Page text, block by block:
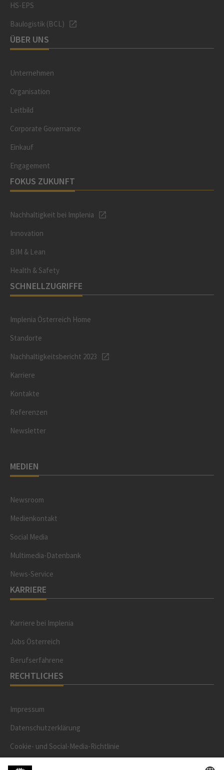
HS-EPS
Baulogistik (BCL)
ÜBER UNS
Unternehmen
Organisation
Leitbild
Corporate Governance
Einkauf
Engagement
FOKUS ZUKUNFT
Nachhaltigkeit bei Implenia
Innovation
BIM & Lean
Health & Safety
SCHNELLZUGRIFFE
Implenia Österreich Home
Standorte
Nachhaltigkeitsbericht 2023
Karriere
Kontakte
Referenzen
Newsletter
MEDIEN
Newsroom
Medienkontakt
Social Media
Multimedia-Datenbank
News-Service
KARRIERE
Karriere bei Implenia
Jobs Österreich
Berufserfahrene
RECHTLICHES
Impressum
Datenschutzerklärung
Cookie- und Social-Media-Richtlinie
Cookie-Einstellungen